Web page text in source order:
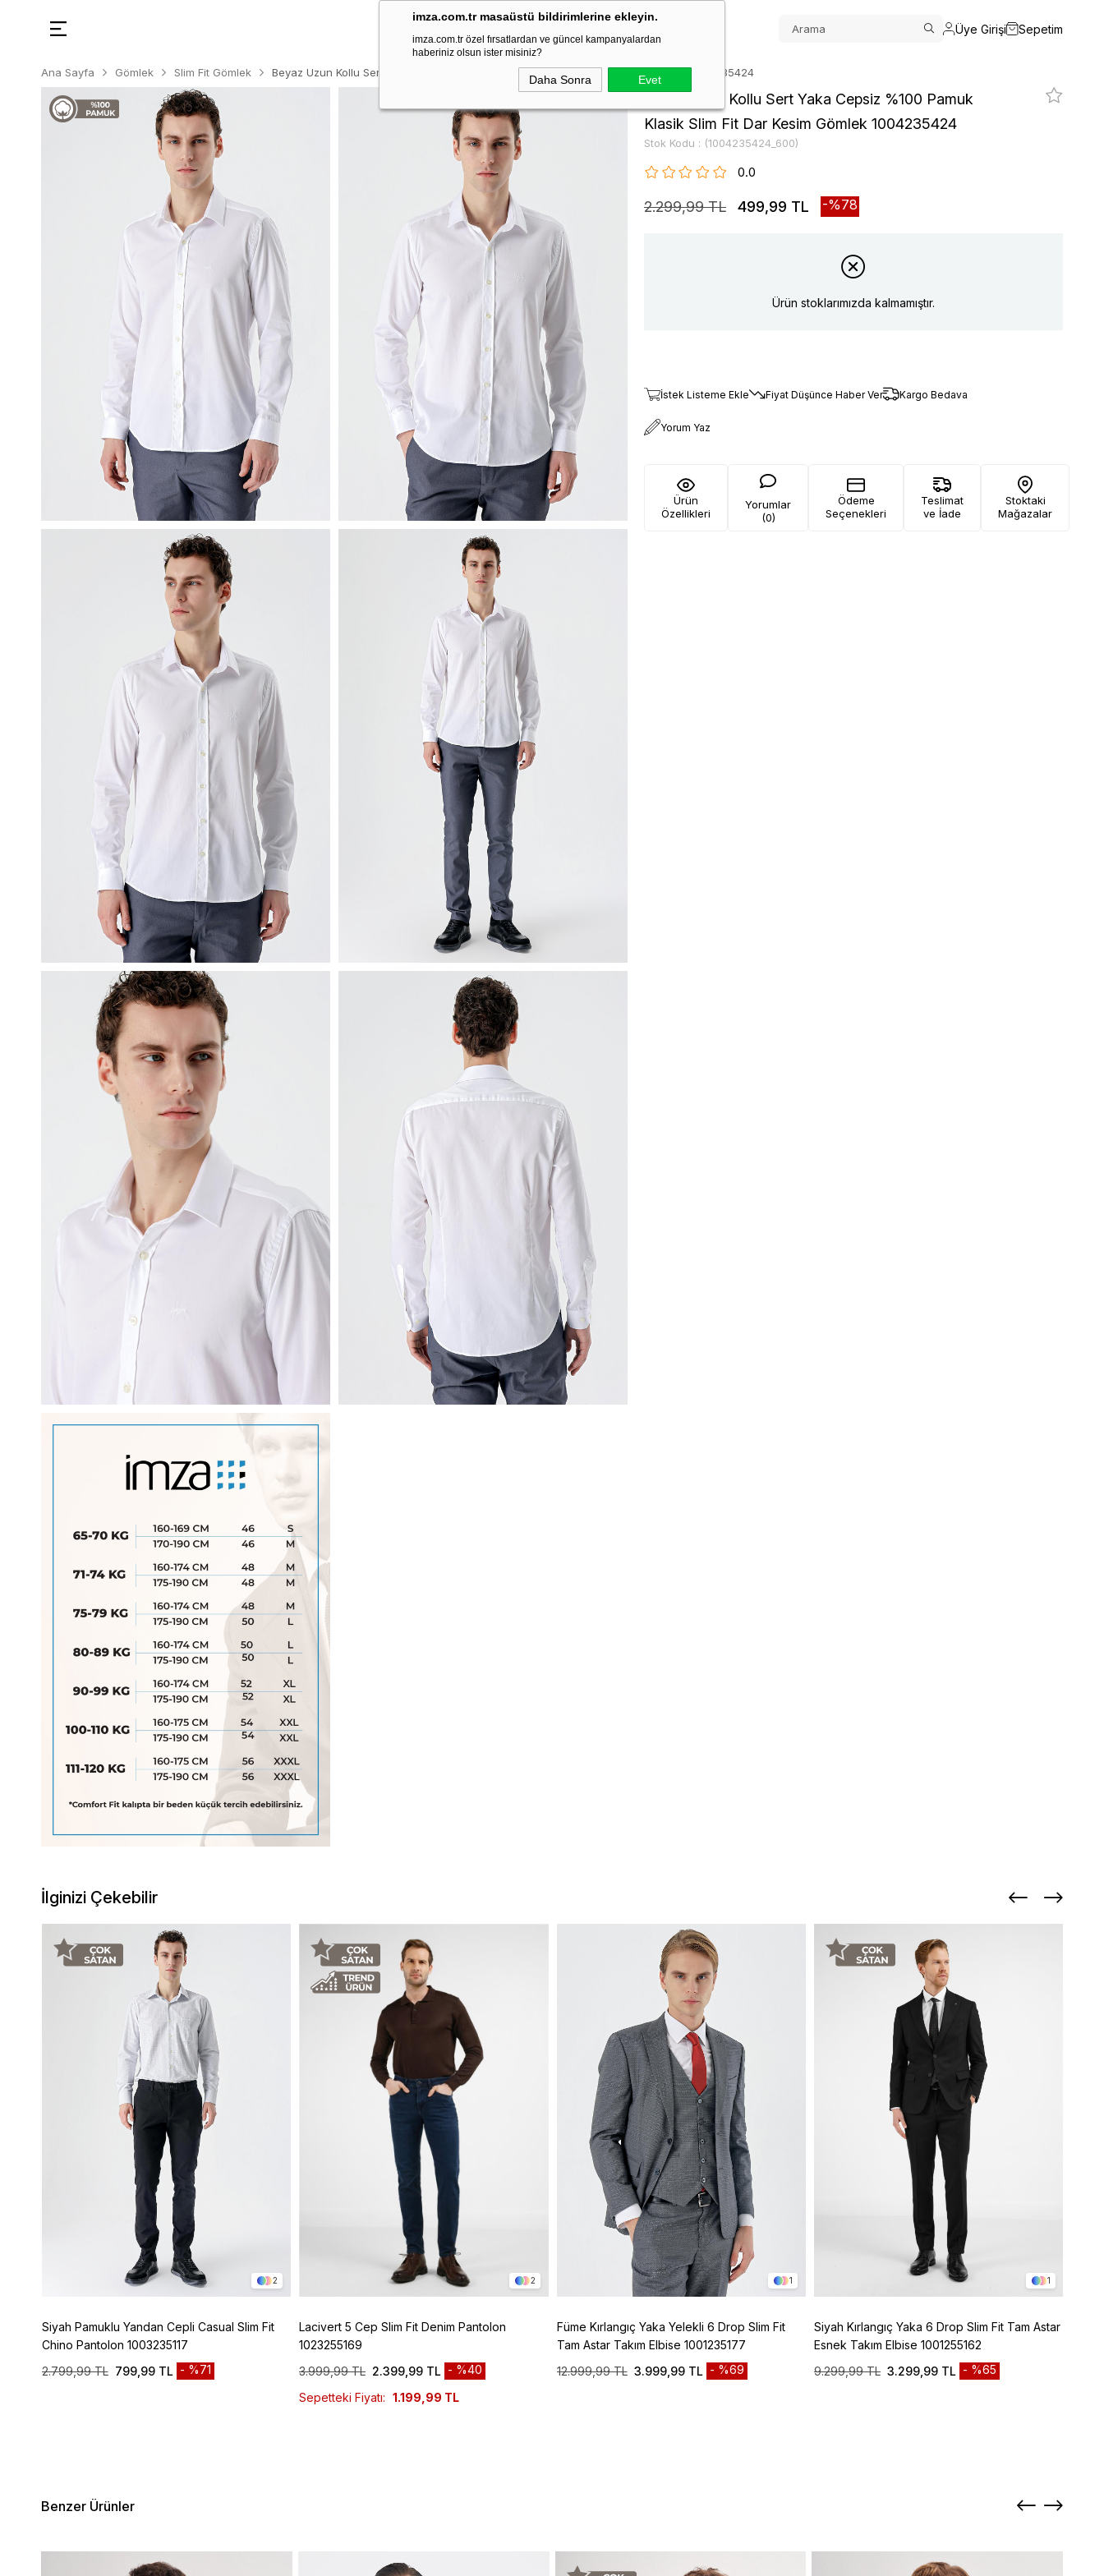
imza.com.tr masaüstü bildirimlerine ekleyin.
imza.com.tr özel fırsatlardan ve güncel kampanyalardan
haberiniz olsun ister misiniz?
Daha Sonra Evet
Üye Girişi Sepetim
Ana Sayfa Gömlek Slim Fit Gömlek Beyaz Uzun Kollu Sert Yaka Cepsiz %100 Pamuk Klasik Slim Fit Dar Kesim Gömlek 1004235424
Beyaz Uzun Kollu Sert Yaka Cepsiz %100 Pamuk
Klasik Slim Fit Dar Kesim Gömlek 1004235424
Stok Kodu (1004235424_600)
0.0
2.299,99 TL 499,99 TL 78
Ürün stoklarımızda kalmamıştır.
İstek Listeme Ekle Fiyat Düşünce Haber Ver Kargo Bedava
Yorum Yaz
Ürün
Özellikleri
Yorumlar
(0)
Ödeme
Seçenekleri
Teslimat
ve İade
Stoktaki
Mağazalar
İlginizi Çekebilir
2
Siyah Pamuklu Yandan Cepli Casual Slim Fit
Chino Pantolon 1003235117
2.799,99 TL 799,99 TL %71
2
Lacivert 5 Cep Slim Fit Denim Pantolon
1023255169
3.999,99 TL 2.399,99 TL
%40
Sepetteki Fiyatı: 1.199,99 TL
1
Füme Kırlangıç Yaka Yelekli 6 Drop Slim Fit
Tam Astar Takım Elbise 1001235177
12.999,99 TL 3.999,99 TL %69
1
Siyah Kırlangıç Yaka 6 Drop Slim Fit Tam Astar
Esnek Takım Elbise 1001255162
9.299,99 TL 3.299,99 TL %65
Benzer Ürünler